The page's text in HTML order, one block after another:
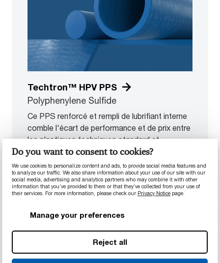
Do you want to consent to cookies?
We use cookies to personalize content and ads, to provide social media features and
to analyze our traffic. We also share information about your use of our site with our
social media, advertising and analytics partners who may combine it with other
information that you’ve provided to them or that they’ve collected from your use of
their services. For more information, please check our Privacy Notice page.
Manage your preferences
Reject all
Techtron™ HPV PPS
Polyphenylene Sulfide
Ce PPS renforcé et rempli de lubrifiant interne
comble l'écart de performance et de prix entre
les plastiques techniques standard et
avancés, présentant une excellente résistance
à l'usure, à l'hydrolyse et aux produits
chimiques, ainsi qu'une excellente isolation
électrique et une faible inflammabilité.
Résumé des propriétés des
matériaux
Télécharger la fiche
technique